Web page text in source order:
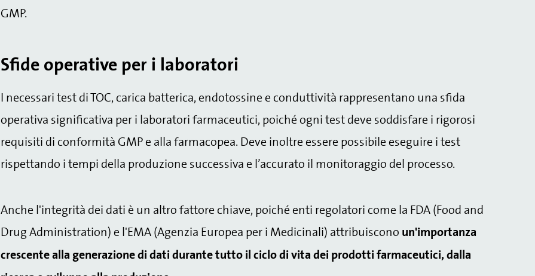
GMP.
Sfide operative per i laboratori
I necessari test di TOC, carica batterica, endotossine e conduttività rappresentano una sfida
operativa significativa per i laboratori farmaceutici, poiché ogni test deve soddisfare i rigorosi
requisiti di conformità GMP e alla farmacopea. Deve inoltre essere possibile eseguire i test
rispettando i tempi della produzione successiva e l’accurato il monitoraggio del processo.
Anche l'integrità dei dati è un altro fattore chiave, poiché enti regolatori come la FDA (Food and
Drug Administration) e l'EMA (Agenzia Europea per i Medicinali) attribuiscono un'importanza
crescente alla generazione di dati durante tutto il ciclo di vita dei prodotti farmaceutici, dalla